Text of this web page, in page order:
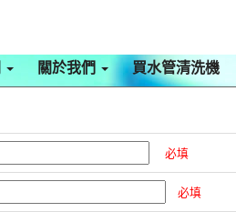
關於我們 買水管清洗機
必填
必填